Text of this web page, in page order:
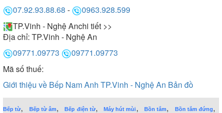
07.92.93.88.68 -
0963.928.599
TP.Vinh - Nghệ Anchi tiết >>
Địa chỉ: TP.Vinh - Nghệ An
09771.09773
09771.09773
Mã số thuế:
Giới thiệu về Bếp Nam Anh TP.Vinh - Nghệ An Bản đồ
Bếp từ, Bếp từ âm,Bếp điện từ,Máy hút mùi, Bồn tắm, Bồn tắm đứng,